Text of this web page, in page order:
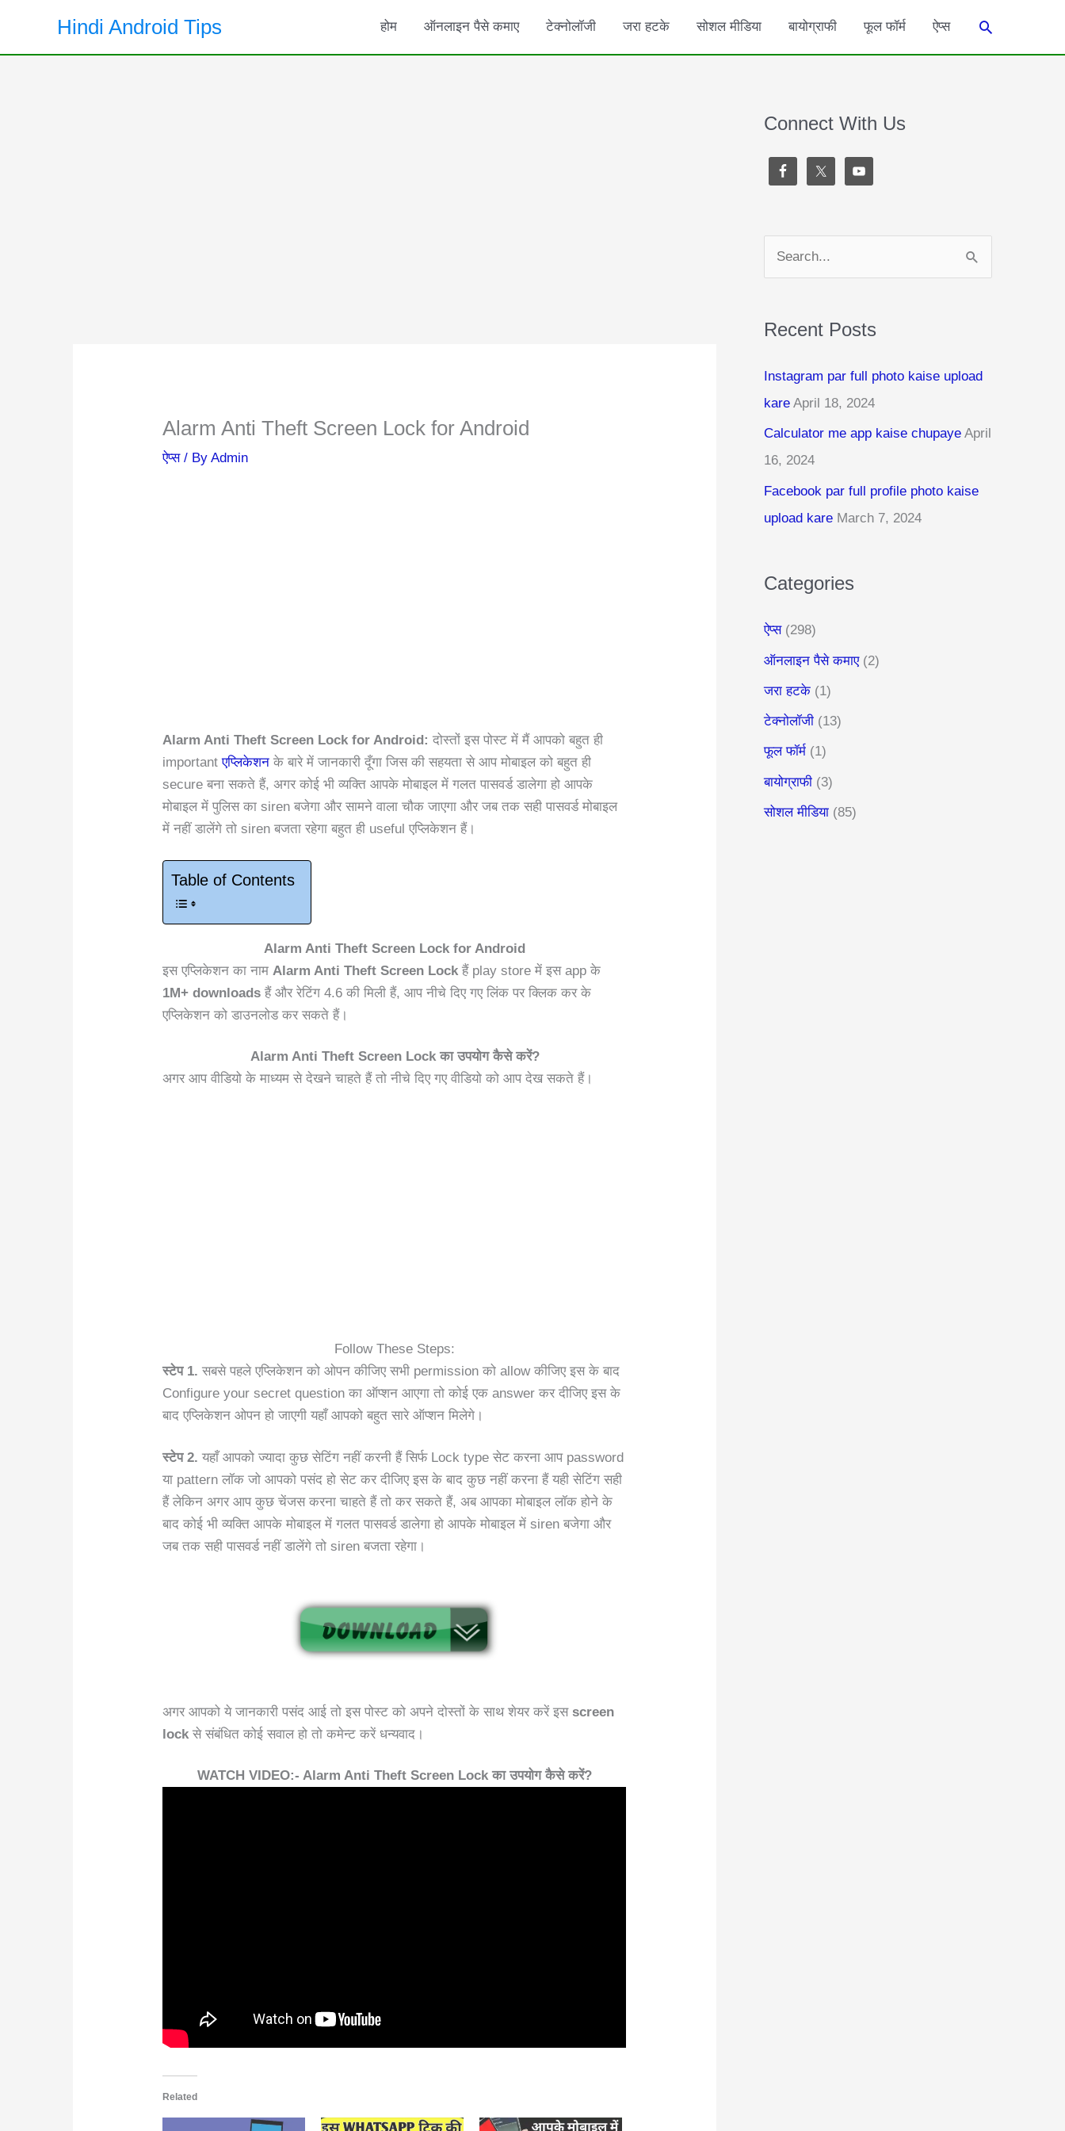
content
Hindi Android Tips होम ऑनलाइन पैसे कमाए टेक्नोलॉजी जरा हटके सोशल मीडिया बायोग्राफी फूल फॉर्म ऐप्स Search
Alarm Anti Theft Screen Lock for Android
ऐप्स/ ByAdmin
Alarm Anti Theft Screen Lock for Android: दोस्तों इस पोस्ट में मैं आपको बहुत ही
importantएप्लिकेशन के बारे में जानकारी दूँगा जिस की सहयता से आप मोबाइल को बहुत ही
secure बना सकते हैं, अगर कोई भी व्यक्ति आपके मोबाइल में गलत पासवर्ड डालेगा हो आपके
मोबाइल में पुलिस का siren बजेगा और सामने वाला चौक जाएगा और जब तक सही पासवर्ड मोबाइल
में नहीं डालेंगे तो siren बजता रहेगा बहुत ही useful एप्लिकेशन हैं।
Table of Contents
Alarm Anti Theft Screen Lock for Android
इस एप्लिकेशन का नाम Alarm Anti Theft Screen Lock हैं play store में इस app के
1M+ downloads हैं और रेटिंग 4.6 की मिली हैं, आप नीचे दिए गए लिंक पर क्लिक कर के
एप्लिकेशन को डाउनलोड कर सकते हैं।
Alarm Anti Theft Screen Lock का उपयोग कैसे करें?
अगर आप वीडियो के माध्यम से देखने चाहते हैं तो नीचे दिए गए वीडियो को आप देख सकते हैं।
Follow These Steps:
स्टेप 1. सबसे पहले एप्लिकेशन को ओपन कीजिए सभी permission को allow कीजिए इस के बाद
Configure your secret question का ऑप्शन आएगा तो कोई एक answer कर दीजिए इस के
बाद एप्लिकेशन ओपन हो जाएगी यहाँ आपको बहुत सारे ऑप्शन मिलेगे।
स्टेप 2. यहाँ आपको ज्यादा कुछ सेटिंग नहीं करनी हैं सिर्फ Lock type सेट करना आप password
या pattern लॉक जो आपको पसंद हो सेट कर दीजिए इस के बाद कुछ नहीं करना हैं यही सेटिंग सही
हैं लेकिन अगर आप कुछ चेंजस करना चाहते हैं तो कर सकते हैं, अब आपका मोबाइल लॉक होने के
बाद कोई भी व्यक्ति आपके मोबाइल में गलत पासवर्ड डालेगा हो आपके मोबाइल में siren बजेगा और
जब तक सही पासवर्ड नहीं डालेंगे तो siren बजता रहेगा।
अगर आपको ये जानकारी पसंद आई तो इस पोस्ट को अपने दोस्तों के साथ शेयर करें इसscreen
lock से संबंधित कोई सवाल हो तो कमेन्ट करें धन्यवाद।
WATCH VIDEO:- Alarm Anti Theft Screen Lock का उपयोग कैसे करें?
Related
Connect With Us
e
r
h
f
o
r
:
Recent Posts
Instagram par full photo kaise upload
kare April 18, 2024
Calculator me app kaise chupaye April
16, 2024
Facebook par full profile photo kaise
upload kare March 7, 2024
Categories
ऐप्स(298)
ऑनलाइन पैसे कमाए(2)
जरा हटके (1)
टेक्नोलॉजी (13)
फूल फॉर्म (1)
बायोग्राफी (3)
सोशल मीडिया (85)